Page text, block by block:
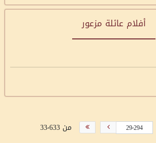
أفلام عائلة مزعور
من 33٬633